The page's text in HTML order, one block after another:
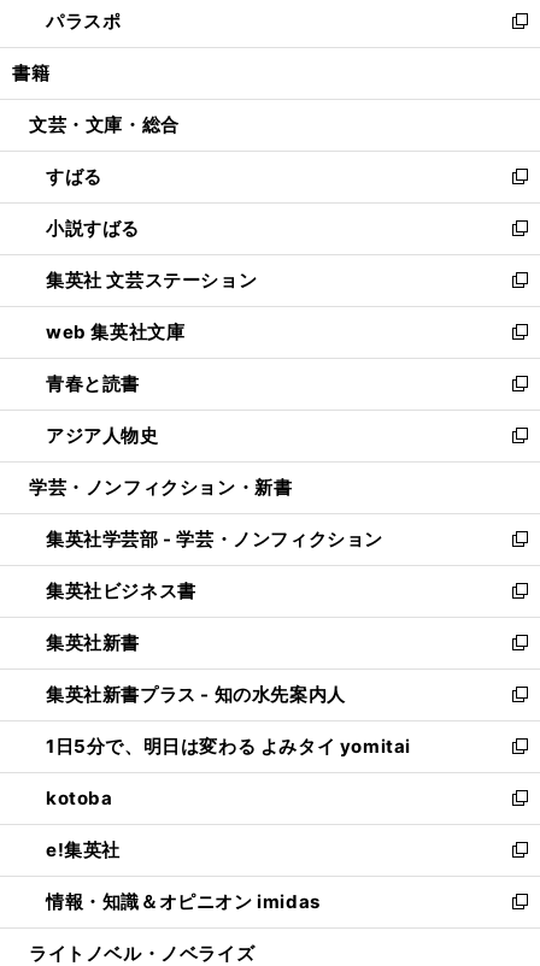
で
開
ド
ウ
開
ィ
ン
ウ
開
く
い
ウ
ン
ウ
で
開
く
パラスポ
新
し
ウ
ン
ド
ウ
で
開
く
書籍
文芸・文庫・総合
すばる
新
し
い
ウ
ィ
ン
ド
ウ
で
開
く
小説すばる
新
し
い
ウ
ィ
ン
ド
ウ
で
開
集英社 文芸ステーション
新
し
い
ウ
ィ
ン
ド
ウ
開
く
web 集英社文庫
新
し
い
ウ
ィ
ン
ウ
で
開
く
青春と読書
新
し
い
ウ
ン
ド
ウ
で
開
く
アジア人物史
新
し
ウ
ィ
ン
ド
ウ
で
開
く
学芸・ノンフィクション・新書
集英社学芸部 - 学芸・ノンフィクション
新
し
い
ウ
ィ
ン
ド
ウ
で
開
く
集英社ビジネス書
新
し
い
ウ
ィ
ン
ド
ウ
で
開
く
集英社新書
新
し
い
ウ
ィ
ン
ド
ウ
で
開
く
集英社新書プラス - 知の水先案内人
新
し
い
ウ
ィ
ン
ド
ウ
で
開
1日5分で、明日は変わる よみタイ yomitai
新
し
い
ウ
ィ
ン
ド
ウ
kotoba
新
し
い
ウ
ィ
ン
e!集英社
新
し
い
ウ
情報・知識＆オピニオン imidas
新
し
ライトノベル・ノベライズ